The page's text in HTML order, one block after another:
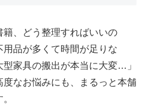
籍、どう整理すればいいの
品が多くて時間が足りな
家具の搬出が本当に大変…」
なお悩みにも、まるっと本舗